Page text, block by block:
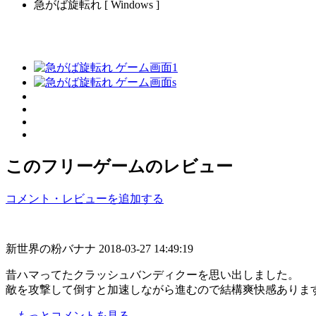
急がば旋転れ [ Windows ]
このフリーゲームのレビュー
コメント・レビューを追加する
新世界の粉バナナ 2018-03-27 14:49:19
昔ハマってたクラッシュバンディクーを思い出しました。
敵を攻撃して倒すと加速しながら進むので結構爽快感ありま